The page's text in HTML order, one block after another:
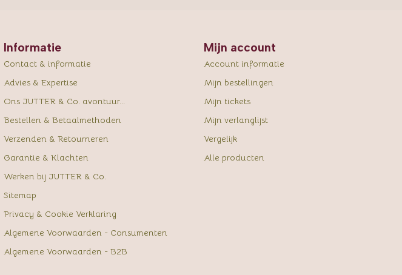
Informatie
Contact & informatie
Advies & Expertise
Ons JUTTER & Co. avontuur...
Bestellen & Betaalmethoden
Verzenden & Retourneren
Garantie & Klachten
Werken bij JUTTER & Co.
Sitemap
Privacy & Cookie Verklaring
Algemene Voorwaarden - Consumenten
Algemene Voorwaarden - B2B
Mijn account
Account informatie
Mijn bestellingen
Mijn tickets
Mijn verlanglijst
Vergelijk
Alle producten